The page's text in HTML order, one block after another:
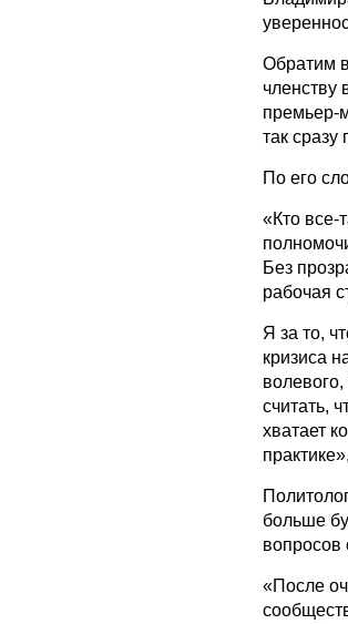
Обратим
членству
премьер-
так
По его
«Кто все-
Без
рабочая
Я за то,
кризиса
считать,
хватает
больше
вопросов
«После